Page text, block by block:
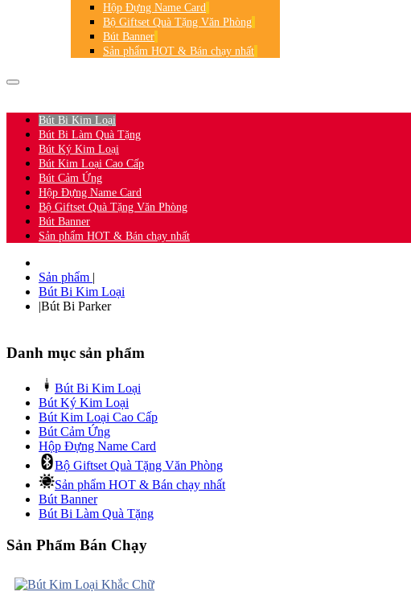
Hộp Đựng Name Card
Bộ Giftset Quà Tặng Văn Phòng
Bút Banner
Sản phẩm HOT & Bán chạy nhất
Bút Bi Kim Loại
Bút Bi Làm Quà Tặng
Bút Ký Kim Loại
Bút Kim Loại Cao Cấp
Bút Cảm Ứng
Hộp Đựng Name Card
Bộ Giftset Quà Tặng Văn Phòng
Bút Banner
Sản phẩm HOT & Bán chạy nhất
Sản phẩm |
Bút Bi Kim Loại
|Bút Bi Parker
Danh mục sản phẩm
Bút Bi Kim Loại
Bút Ký Kim Loại
Bút Kim Loại Cao Cấp
Bút Cảm Ứng
Hộp Đựng Name Card
Bộ Giftset Quà Tặng Văn Phòng
Sản phẩm HOT & Bán chạy nhất
Bút Banner
Bút Bi Làm Quà Tặng
Sản Phẩm Bán Chạy